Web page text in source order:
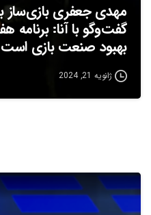
مهدی جعفری بازی‌ساز
گفت‌وگو با آنا:
بهبود صنعت بازی است
ژانویه 21, 2024